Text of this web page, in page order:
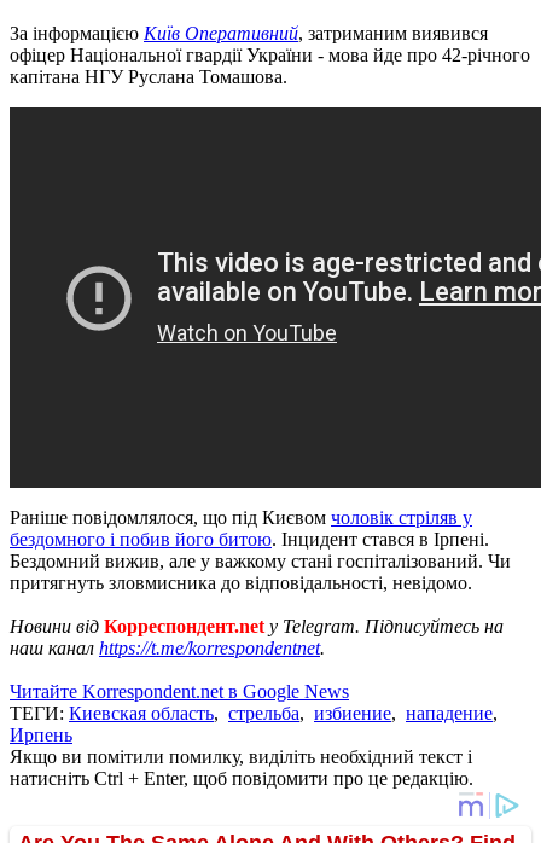
За інформацією Київ Оперативний, затриманим виявився
офіцер Національної гвардії України - мова йде про 42-річного
капітана НГУ Руслана Томашова.
Раніше повідомлялося, що під Києвом чоловік стріляв у
бездомного і побив його битою. Інцидент стався в Ірпені.
Бездомний вижив, але у важкому стані госпіталізований. Чи
притягнуть зловмисника до відповідальності, невідомо.
Новини від Корреспондент.net у Telegram. Підписуйтесь на
наш канал https://t.me/korrespondentnet.
Читайте Korrespondent.net в Google News
ТЕГИ: Киевская область, стрельба, избиение, нападение,
Ирпень
Якщо ви помітили помилку, виділіть необхідний текст і
натисніть Ctrl + Enter, щоб повідомити про це редакцію.